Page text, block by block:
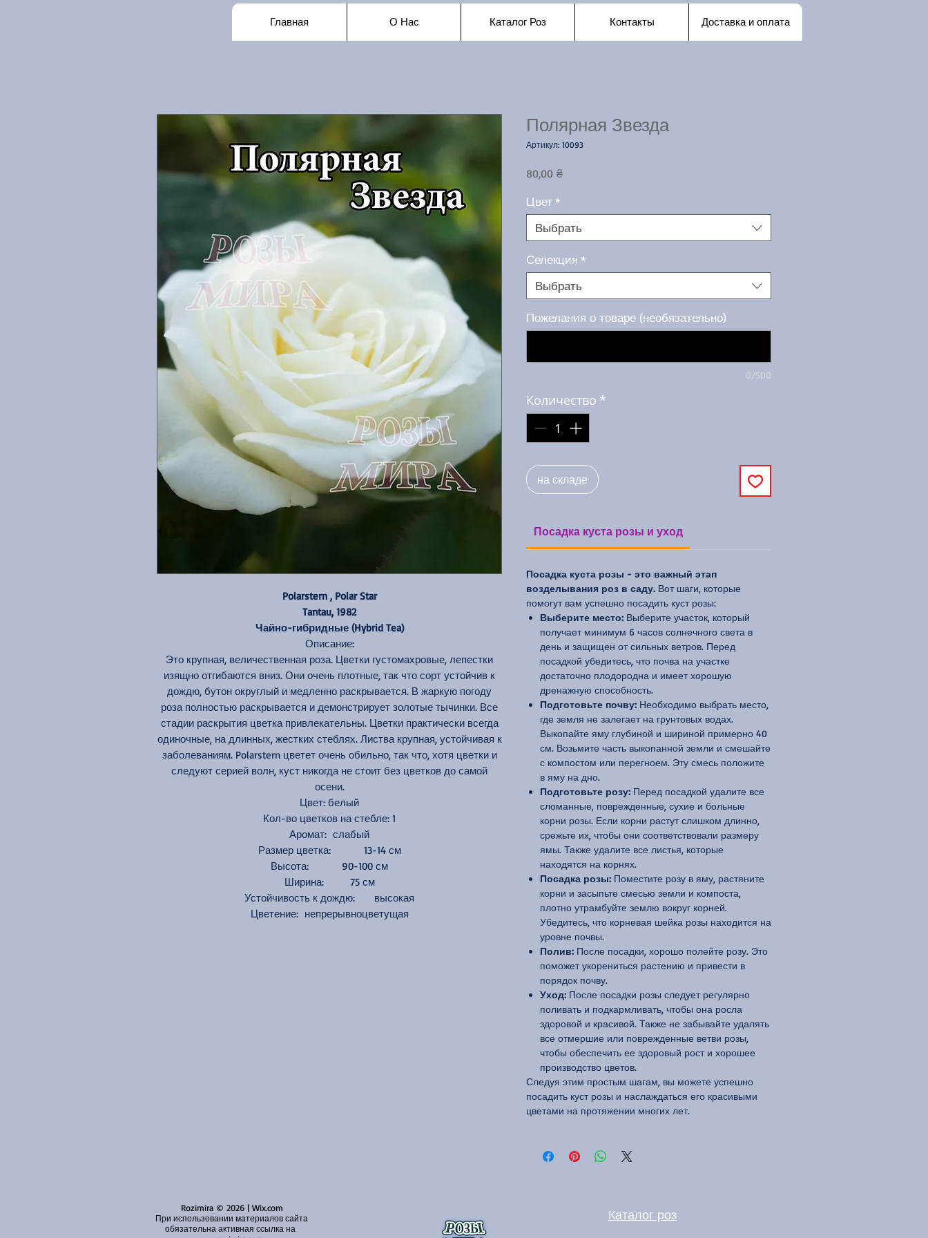
Главная О Нас Каталог Роз Контакты Доставка и оплата
Polarstern , Polar Star
Tantau, 1982
Чайно-гибридные (Hybrid Tea)
Описание:
Это крупная, величественная роза. Цветки густомахровые, лепестки
изящно отгибаются вниз. Они очень плотные, так что сорт устойчив к
дождю, бутон округлый и медленно раскрывается. В жаркую погоду
роза полностью раскрывается и демонстрирует золотые тычинки. Все
стадии раскрытия цветка привлекательны. Цветки практически всегда
одиночные, на длинных, жестких стеблях. Листва крупная, устойчивая к
заболеваниям. Polarstern цветет очень обильно, так что, хотя цветки и
следуют серией волн, куст никогда не стоит без цветков до самой
осени.
Цвет: белый
Кол-во цветков на стебле: 1
Аромат: слабый
Размер цветка: 13-14 см
Высота: 90-100 см
Ширина: 75 см
Устойчивость к дождю: высокая
Цветение: непрерывноцветущая
Полярная Звезда
Артикул: 10093
80,00 ₴Цена
Цвет*
Выбрать
Селекция *
Выбрать
Пожелания о товаре (необязательно)
0/500
Количество *
на складе
Посадка куста розы и уход
Посадка куста розы - это важный этап
возделывания роз в саду. Вот шаги, которые
помогут вам успешно посадить куст розы:
Выберите место: Выберите участок, который
получает минимум 6 часов солнечного света в
день и защищен от сильных ветров. Перед
посадкой убедитесь, что почва на участке
достаточно плодородна и имеет хорошую
дренажную способность.
Подготовьте почву: Необходимо выбрать место,
где земля не залегает на грунтовых водах.
Выкопайте яму глубиной и шириной примерно 40
см. Возьмите часть выкопанной земли и смешайте
с компостом или перегноем. Эту смесь положите
в яму на дно.
Подготовьте розу: Перед посадкой удалите все
сломанные, поврежденные, сухие и больные
корни розы. Если корни растут слишком длинно,
срежьте их, чтобы они соответствовали размеру
ямы. Также удалите все листья, которые
находятся на корнях.
Посадка розы: Поместите розу в яму, растяните
корни и засыпьте смесью земли и компоста,
плотно утрамбуйте землю вокруг корней.
Убедитесь, что корневая шейка розы находится на
уровне почвы.
Полив: После посадки, хорошо полейте розу. Это
поможет укорениться растению и привести в
порядок почву.
Уход: После посадки розы следует регулярно
поливать и подкармливать, чтобы она росла
здоровой и красивой. Также не забывайте удалять
все отмершие или поврежденные ветви розы,
чтобы обеспечить ее здоровый рост и хорошее
производство цветов.
Следуя этим простым шагам, вы можете успешно
посадить куст розы и наслаждаться его красивыми
цветами на протяжении многих лет.
Rozimira © 2026 | Wix.com
При использовании материалов сайта
обязательна активная ссылка на
Каталог роз